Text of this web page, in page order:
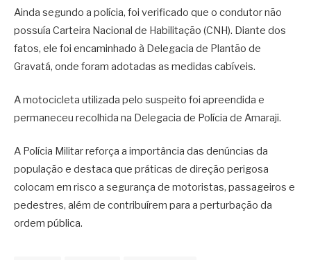
Ainda segundo a polícia, foi verificado que o condutor não
possuía Carteira Nacional de Habilitação (CNH). Diante dos
fatos, ele foi encaminhado à Delegacia de Plantão de
Gravatá, onde foram adotadas as medidas cabíveis.
A motocicleta utilizada pelo suspeito foi apreendida e
permaneceu recolhida na Delegacia de Polícia de Amaraji.
A Polícia Militar reforça a importância das denúncias da
população e destaca que práticas de direção perigosa
colocam em risco a segurança de motoristas, passageiros e
pedestres, além de contribuírem para a perturbação da
ordem pública.